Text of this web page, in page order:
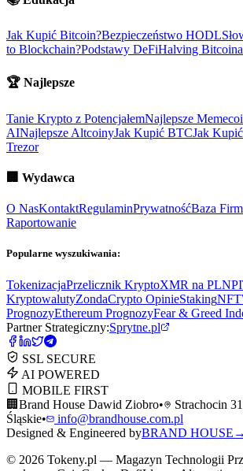
Jak Kupić Bitcoin?Bezpieczeństwo HODL
to Blockchain?Podstawy DeFiHalving Bitcoina
🏆 Najlepsze
Tanie Krypto z PotencjałemNajlepsze
AINajlepsze AltcoinyJak Kupić BTCJak
Trezor
🏢 Wydawca
O NasKontaktRegulaminPrywatnośćBaza Firm
Raportowanie
Popularne wyszukiwania:
TokenizacjaPrzelicznik KryptoXMR na PLN
KryptowalutyZondaCrypto OpinieStakingNFT
PrognozyEthereum PrognozyFear & Greed
Partner Strategiczny:Sprytne.pl
SSL SECURE
AI POWERED
MOBILE FIRST
🏢 Brand House Dawid Ziobro•
Strachocin
Śląskie•
info@brandhouse.com.pl
Designed & Engineered byBRAND HOUSE →
© 2026 Tokeny.pl — Magazyn Technologii